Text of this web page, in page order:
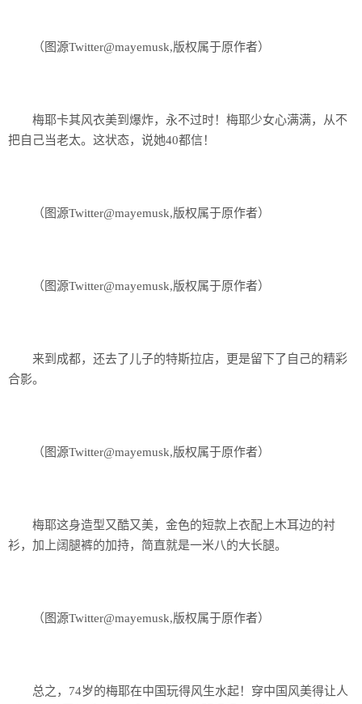
（图源Twitter@mayemusk,版权属于原作者）
梅耶卡其风衣美到爆炸，永不过时！梅耶少女心满满，从不
把自己当老太。这状态，说她40都信！
（图源Twitter@mayemusk,版权属于原作者）
（图源Twitter@mayemusk,版权属于原作者）
来到成都，还去了儿子的特斯拉店，更是留下了自己的精彩
合影。
（图源Twitter@mayemusk,版权属于原作者）
梅耶这身造型又酷又美，金色的短款上衣配上木耳边的衬
衫，加上阔腿裤的加持，简直就是一米八的大长腿。
（图源Twitter@mayemusk,版权属于原作者）
总之，74岁的梅耶在中国玩得风生水起！穿中国风美得让人